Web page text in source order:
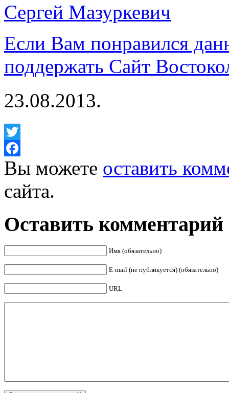
Сергей Мазуркевич
Если Вам понравился
поддержать Сайт
23.08.2013.
Twitter
Facebook
Вы можете оставить
сайта.
Оставить комментарий
Имя (обязательно)
E-mail (не публикуется) (обязательно)
URL